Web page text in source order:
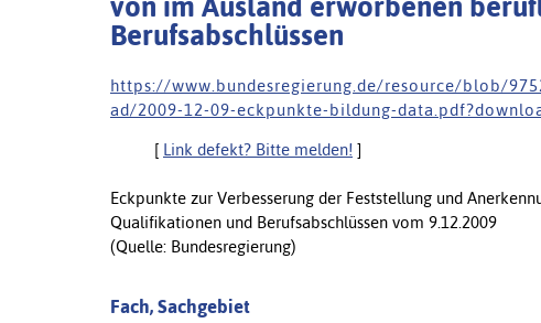
von im Ausland erworbenen
Berufsabschlüssen
h t t p s : / / w w w . b u n d e s r e g i e r u n g . d e / r e s o u r c e / b l o b / 9 7
a d / 2 0 0 9 - 1 2 - 0 9 - e c k p u n k t e - b i l d u n g - d a t a . p d f ? d o w n l o
[ Link defekt? Bitte melden! ]
Eckpunkte zur Verbesserung der Feststellung und
Qualifikationen und Berufsabschlüssen vom 9.12.2009
(Quelle: Bundesregierung)
Fach, Sachgebiet